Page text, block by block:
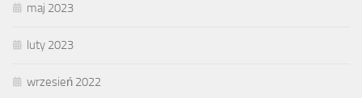
maj 2023
luty 2023
wrzesień 2022